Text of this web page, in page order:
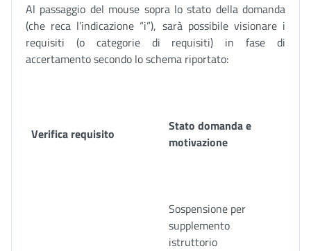
Al passaggio del mouse sopra lo stato della domanda
(che reca l’indicazione “i”), sarà possibile visionare i
requisiti (o categorie di requisiti) in fase di
accertamento secondo lo schema riportato:
Verifica requisito
Stato domanda e
motivazione
Sospensione per
supplemento
istruttorio